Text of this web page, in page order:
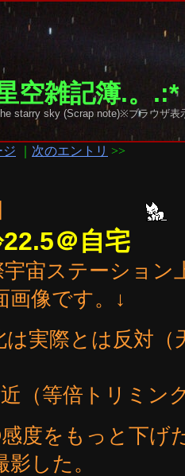
空雑記簿.。
starry sky (Scrap note)※ブラウザ
ジ 次のエントリ >>
＠自宅
宇宙ステーショ
画像です。↓
は実際とは反対
（等倍トリミン
度をもっと下げ
した。